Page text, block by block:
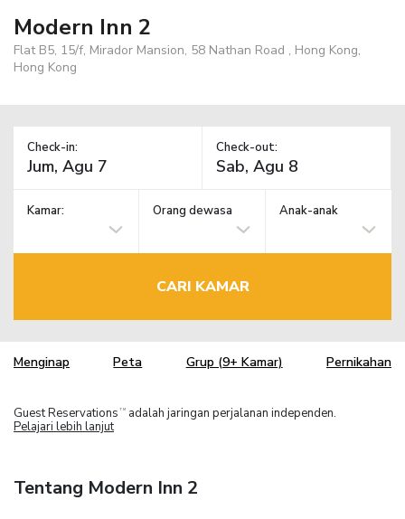
Modern Inn 2
Flat B5, 15/f, Mirador Mansion, 58 Nathan Road , Hong Kong,
Hong Kong
Check-in: Check-out:
Kamar: Orang dewasa Anak-anak
CARI KAMAR
Menginap Peta Grup (9+ Kamar) Pernikahan
Guest Reservations TM
adalah jaringan perjalanan independen.
Pelajari lebih lanjut
Tentang Modern Inn 2